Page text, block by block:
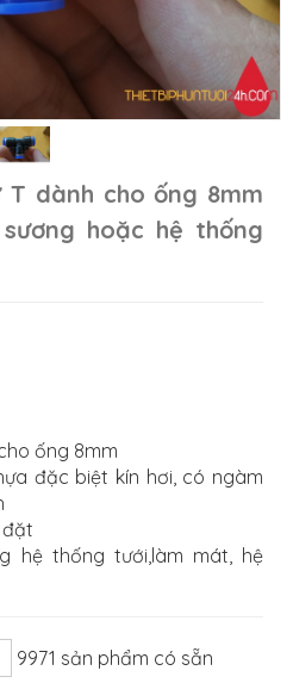
T dành cho ống 8mm
hoặc hệ thống
ống 8mm
đặc biệt kín hơi, có ngàm
đặt
hệ thống tưới,làm mát, hệ
9971 sản phẩm có sẵn